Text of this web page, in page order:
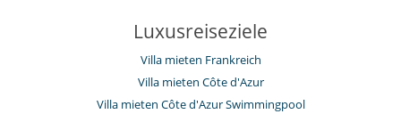
Luxusreiseziele
Villa mieten Frankreich
Villa mieten Côte d'Azur
Villa mieten Côte d'Azur Swimmingpool